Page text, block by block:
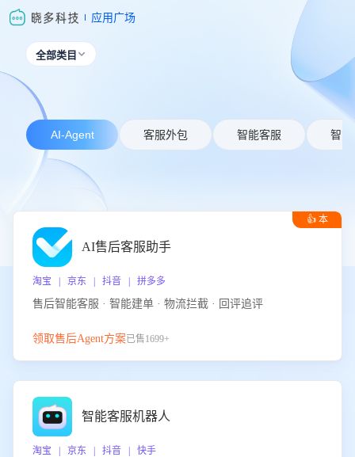
应用广场
全部类目 
AI-Agent 客服外包 智能客服 智能
👍 本
AI售后客服助手
淘宝 | 京东 | 抖音 | 拼多多
售后智能客服 · 智能建单 · 物流拦截 · 回评追评
领取售后Agent方案已售1699+
智能客服机器人
淘宝 | 京东 | 抖音 | 快手